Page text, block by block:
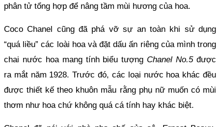
phân tử tổng hợp để nâng tầm mùi hương của hoa.
Coco Chanel cũng đã phá vỡ sự an toàn khi sử dụng
“quá liều” các loài hoa và đặt dấu ấn riêng của mình trong
chai nước hoa mang tính biểu tượng Chanel No.5 được
ra mắt năm 1928. Trước đó, các loại nước hoa khác đều
được thiết kế theo khuôn mẫu rằng phụ nữ muốn có mùi
thơm như hoa chứ không quá cá tính hay khác biệt.